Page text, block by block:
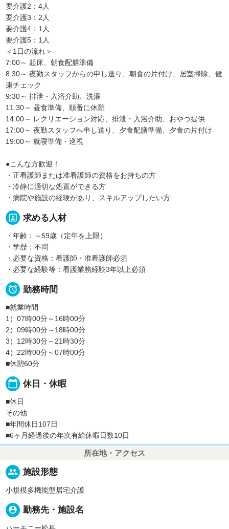
要介護2：4人
要介護3：2人
要介護4：1人
要介護5：1人
＜1日の流れ＞
7:00～ 起床、朝食配膳準備
8:30～ 夜勤スタッフからの申し送り、朝食の片付け、居室掃除、健
康チェック
9:30～ 排泄・入浴介助、洗濯
11:30～ 昼食準備、順番に休憩
14:00～ レクリエーション対応、排泄・入浴介助、おやつ提供
17:00～ 夜勤スタッフへ申し送り、夕食配膳準備、夕食の片付け
19:00～ 就寝準備・巡視
●こんな方歓迎！
・正看護師または准看護師の資格をお持ちの方
・冷静に適切な処置ができる方
・病院や施設の経験があり、スキルアップしたい方
portrait 求める人材
・年齢：～59歳（定年を上限）
・学歴：不問
・必要な資格：看護師・准看護師必須
・必要な経験等：看護業務経験3年以上必須
 勤務時間
■就業時間
1）07時00分～16時00分
2）09時00分～18時00分
3）12時30分～21時30分
4）22時00分～07時00分
■休憩60分
calendar_today 休日・休暇
■休日
その他
■年間休日107日
■6ヶ月経過後の年次有給休暇日数10日
所在地・アクセス
people 施設形態
小規模多機能型居宅介護
person_pin 勤務先・施設名